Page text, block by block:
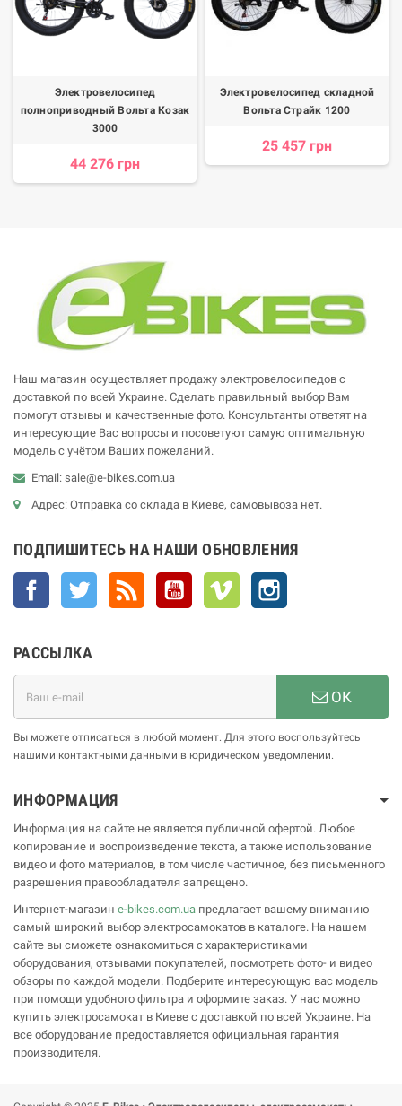
Электровелосипед
полноприводный Вольта Козак
3000
44 276 грн
Электровелосипед складной
Вольта Страйк 1200
25 457 грн
Наш магазин осуществляет продажу электровелосипедов с
доставкой по всей Украине. Сделать правильный выбор Вам
помогут отзывы и качественные фото. Консультанты ответят на
интересующие Вас вопросы и посоветуют самую оптимальную
модель с учётом Ваших пожеланий.
Email: sale@e-bikes.com.ua
Адрес: Отправка со склада в Киеве, самовывоза нет.
ПОДПИШИТЕСЬ НА НАШИ ОБНОВЛЕНИЯ
Facebook Twitter YouTube Vimeo
РАССЫЛКА
ОК
Вы можете отписаться в любой момент. Для этого воспользуйтесь
нашими контактными данными в юридическом уведомлении.
ИНФОРМАЦИЯ
Информация на сайте не является публичной офертой. Любое
копирование и воспроизведение текста, а также использование
видео и фото материалов, в том числе частичное, без письменного
разрешения правообладателя запрещено.
Интернет-магазин e-bikes.com.ua предлагает вашему вниманию
самый широкий выбор электросамокатов в каталоге. На нашем
сайте вы сможете ознакомиться с характеристиками
оборудования, отзывами покупателей, посмотреть фото- и видео
обзоры по каждой модели. Подберите интересующую вас модель
при помощи удобного фильтра и оформите заказ. У нас можно
купить электросамокат в Киеве с доставкой по всей Украине. На
все оборудование предоставляется официальная гарантия
производителя.